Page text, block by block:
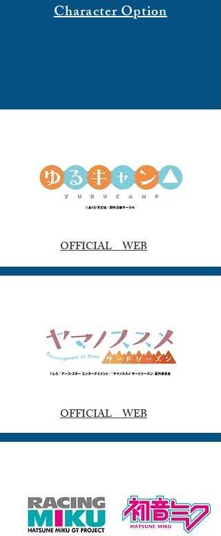
​Character Option
​OFFICIAL WEB
​OFFICIAL WEB